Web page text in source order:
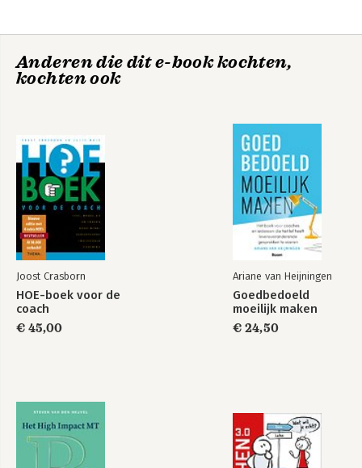
Anderen die dit e-book kochten,
kochten ook
Joost Crasborn
HOE-boek voor de
coach
€ 45,00
Ariane van Heijningen
Goedbedoeld
moeilijk maken
€ 24,50